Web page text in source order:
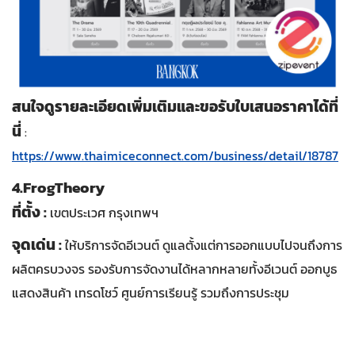
สนใจดูรายละเอียดเพิ่มเติมและขอรับใบเสนอราคาได้ที่
นี่:
https://www.thaimiceconnect.com/business/detail/18787
4.FrogTheory
ที่ตั้ง : เขตประเวศ กรุงเทพฯ
จุดเด่น :ให้บริการจัดอีเวนต์ ดูแลตั้งแต่การออกแบบไปจนถึงการ
ผลิตครบวงจร รองรับการจัดงานได้หลากหลายทั้งอีเวนต์ ออกบูธ
แสดงสินค้า เทรดโชว์ ศูนย์การเรียนรู้ รวมถึงการประชุม